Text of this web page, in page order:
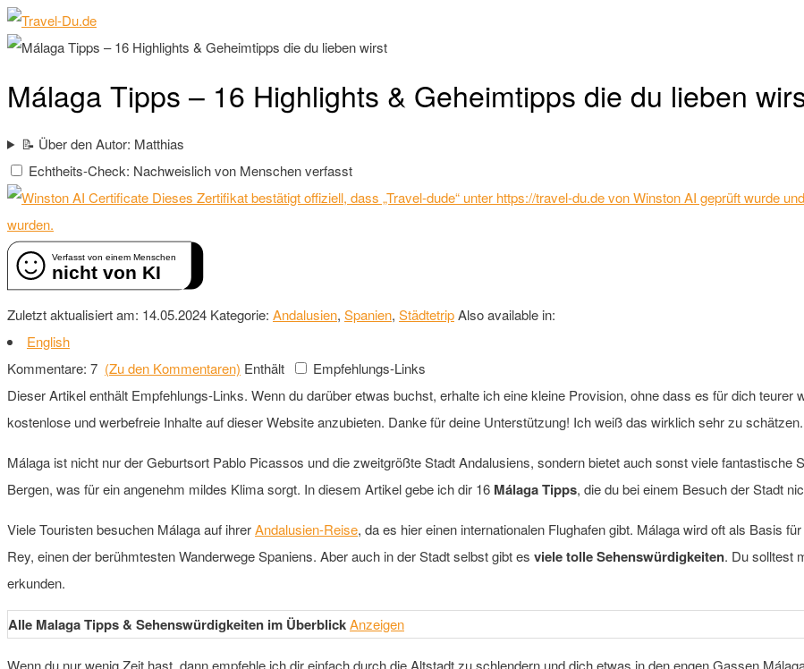
Málaga Tipps – 16 Highlights & Geheimtipps die du lieben
📝 Über den Autor: Matthias
Echtheits-Check: Nachweislich von Menschen verfasst
Dieses Zertifikat bestätigt offiziell, dass „Travel-dude“ unter https://travel-du.de von Winston AI geprüft wurde
wurden.
Verfasst von einem Menschen
nicht von KI
Zuletzt aktualisiert am: 14.05.2024 Kategorie: Andalusien, Spanien, StädtetripAlso available in:
English
Kommentare: 7 (Zu den Kommentaren) Enthält
Empfehlungs-Links
Dieser Artikel enthält Empfehlungs-Links. Wenn du darüber etwas buchst, erhalte ich eine kleine Provision, ohne dass es für dich
kostenlose und werbefreie Inhalte auf dieser Website anzubieten. Danke für deine Unterstützung! Ich weiß das wirklich sehr zu schätzen.
Málaga ist nicht nur der Geburtsort Pablo Picassos und die zweitgrößte Stadt Andalusiens, sondern bietet auch sonst viele
Bergen, was für ein angenehm mildes Klima sorgt. In diesem Artikel gebe ich dir 16 Málaga Tipps, die du bei einem Besuch der Stadt
Viele Touristen besuchen Málaga auf ihrerAndalusien-Reise, da es hier einen internationalen Flughafen gibt. Málaga wird oft als Basis
Rey, einen der berühmtesten Wanderwege Spaniens. Aber auch in der Stadt selbst gibt es viele tolle Sehenswürdigkeiten. Du solltest
erkunden.
Alle Malaga Tipps & Sehenswürdigkeiten im ÜberblickAnzeigen
Wenn du nur wenig Zeit hast, dann empfehle ich dir einfach durch die Altstadt zu schlendern und dich etwas in den engen Gassen